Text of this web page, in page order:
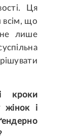
Ця
всім, що
лише
кроки
жінок і